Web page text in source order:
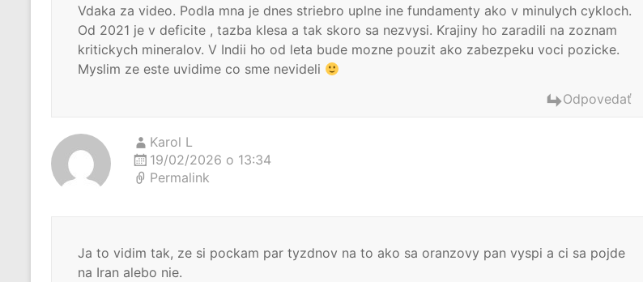
Vdaka za video. Podla mna je dnes striebro uplne ine fundamenty ako v minulych cykloch.
Od 2021 je v deficite , tazba klesa a tak skoro sa nezvysi. Krajiny ho zaradili na zoznam
kritickych mineralov. V Indii ho od leta bude mozne pouzit ako zabezpeku voci pozicke.
Myslim ze este uvidime co sme nevideli
Odpovedať
Karol L
19/02/2026 o 13:34
Permalink
Ja to vidim tak, ze si pockam par tyzdnov na to ako sa oranzovy pan vyspi a ci sa pojde
na Iran alebo nie.